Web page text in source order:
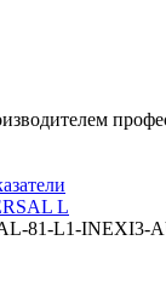
L
81-L1-INEXI3-